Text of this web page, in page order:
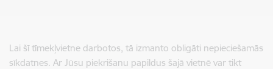
Lai šī tīmekļvietne darbotos, tā izmanto obligāti nepieciešamās
sīkdatnes. Ar Jūsu piekrišanu papildus šajā vietnē var tikt